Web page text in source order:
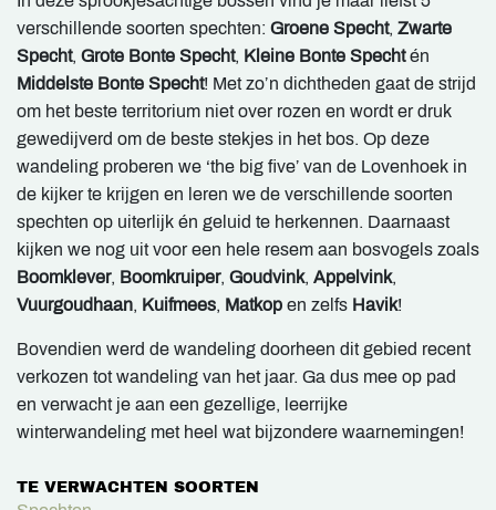
verschillende soorten spechten: Groene Specht, Zwarte
Specht, Grote Bonte Specht, Kleine Bonte Spechtén
Middelste Bonte Specht! Met zo’n dichtheden gaat de strijd
om het beste territorium niet over rozen en wordt er druk
gewedijverd om de beste stekjes in het bos. Op deze
wandeling proberen we ‘the big five’ van de Lovenhoek in
de kijker te krijgen en leren we de verschillende soorten
spechten op uiterlijk én geluid te herkennen. Daarnaast
kijken we nog uit voor een hele resem aan bosvogels zoals
Boomklever, Boomkruiper, Goudvink, Appelvink,
Vuurgoudhaan, Kuifmees, Matkop en zelfs Havik!
Bovendien werd de wandeling doorheen dit gebied recent
verkozen tot wandeling van het jaar. Ga dus mee op pad
en verwacht je aan een gezellige, leerrijke
winterwandeling met heel wat bijzondere waarnemingen!
TE VERWACHTEN SOORTEN